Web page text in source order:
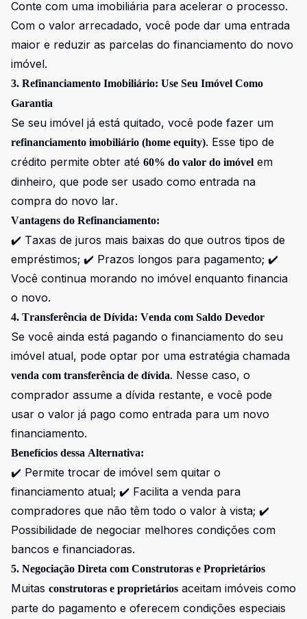
Conte com uma imobiliária para acelerar o processo.
Com o valor arrecadado, você pode dar uma entrada
maior e reduzir as parcelas do financiamento do novo
imóvel.
3. Refinanciamento Imobiliário: Use Seu Imóvel Como
Garantia
Se seu imóvel já está quitado, você pode fazer um
refinanciamento imobiliário (home equity). Esse tipo de
crédito permite obter até 60% do valor do imóvel em
dinheiro, que pode ser usado como entrada na
compra do novo lar.
Vantagens do Refinanciamento:
✔️ Taxas de juros mais baixas do que outros tipos de
empréstimos; ✔️ Prazos longos para pagamento; ✔️
Você continua morando no imóvel enquanto financia
o novo.
4. Transferência de Dívida: Venda com Saldo Devedor
Se você ainda está pagando o financiamento do seu
imóvel atual, pode optar por uma estratégia chamada
venda com transferência de dívida. Nesse caso, o
comprador assume a dívida restante, e você pode
usar o valor já pago como entrada para um novo
financiamento.
Benefícios dessa Alternativa:
✔️ Permite trocar de imóvel sem quitar o
financiamento atual; ✔️ Facilita a venda para
compradores que não têm todo o valor à vista; ✔️
Possibilidade de negociar melhores condições com
bancos e financiadoras.
5. Negociação Direta com Construtoras e Proprietários
Muitas construtoras e proprietários aceitam imóveis como
parte do pagamento e oferecem condições especiais